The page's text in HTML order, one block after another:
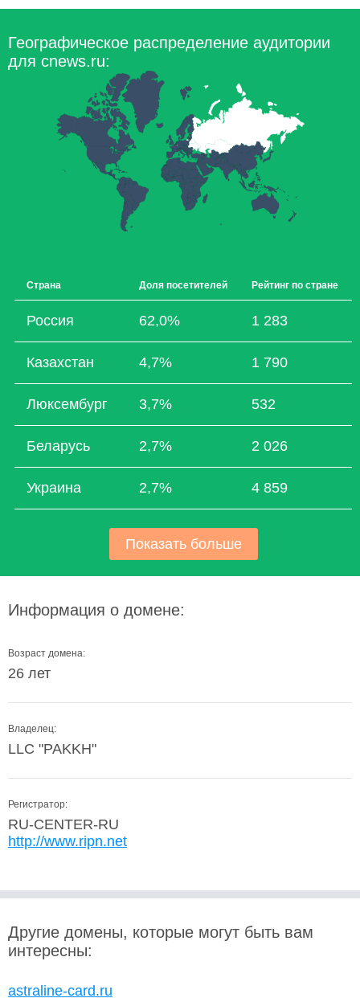
Географическое распределение аудитории
для cnews.ru:
Страна Доля посетителей Рейтинг по стране
Россия 62,0% 1 283
Казахстан 4,7% 1 790
Люксембург 3,7% 532
Беларусь 2,7% 2 026
Украина 2,7% 4 859
Показать больше
Информация о домене:
Возраст домена:
26 лет
Владелец:
LLC "PAKKH"
Регистратор:
RU-CENTER-RU
http://www.ripn.net
Другие домены, которые могут быть вам
интересны:
astraline-card.ru